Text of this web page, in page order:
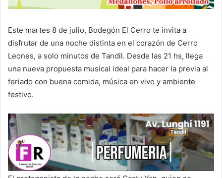
Este martes 8 de julio, Bodegón El Cerro te invita a
disfrutar de una noche distinta en el corazón de Cerro
Leones, a solo minutos de Tandil. Desde las 21 hs, llega
una nueva propuesta musical ideal para hacer la previa al
feriado con buena comida, música en vivo y ambiente
festivo.